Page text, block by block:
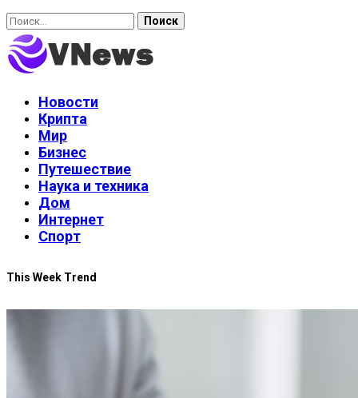
Найти:
Новости
Крипта
Мир
Бизнес
Путешествие
Наука и техника
Дом
Интернет
Спорт
This Week Trend